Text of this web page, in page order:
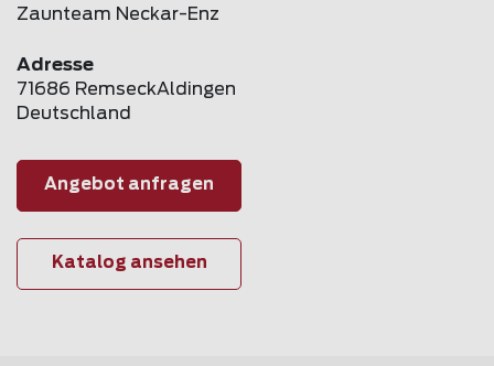
Zaunteam Neckar-Enz
Adresse
71686 RemseckAldingen
Deutschland
Angebot anfragen
Katalog ansehen